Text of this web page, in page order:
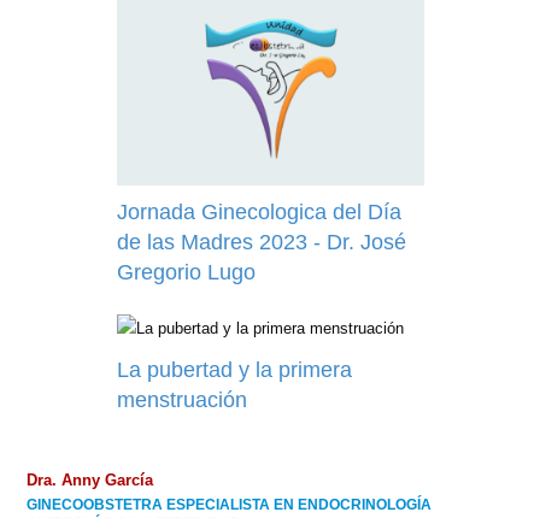
Jornada Ginecologica del Día
de las Madres 2023 - Dr. José
Gregorio Lugo
La pubertad y la primera
menstruación
Dra. Anny García
GINECOOBSTETRA ESPECIALISTA EN ENDOCRINOLOGÍA